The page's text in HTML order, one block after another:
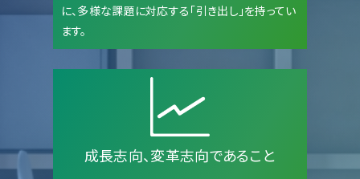
に、多様な課題に対応する「引き出し」を持ってい
ます。
成長志向、変革志向であること